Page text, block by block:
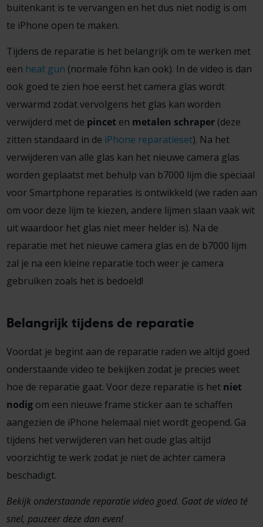
buitenkant is te vervangen en het dus niet nodig is om
te iPhone open te maken.
Tijdens de reparatie is het belangrijk om te werken met
een heat gun (normale föhn kan ook). In de video is dan
ook goed te zien hoe eerst het camera glas wordt
verwarmd zodat vervolgens het glas kan worden
verwijderd met de pinceten metalen schraper(deze
zitten standaard in de iPhone reparatieset). Na het
verwijderen van alle glas kan het nieuwe camera glas
worden geplaatst met behulp van b7000 lijm die speciaal
voor Smartphone reparaties is ontwikkeld (we raden aan
om voor deze lijm te kiezen, andere lijmen slaan vaak wit
uit waardoor het glas niet meer helder is). Na de
reparatie met het nieuwe camera glas en de b7000 lijm
zal je na een kleine reparatie toch weer je camera
gebruiken zoals het is bedoeld!
Belangrijk tijdens de reparatie
Voordat je begint aan de reparatie raden we altijd goed
onderstaande video te bekijken zodat je precies weet
hoe de reparatie gaat. Voor deze reparatie is het niet
nodigom een nieuwe frame sticker aan te schaffen
aangezien de iPhone helemaal niet wordt geopend. Ga
tijdens het verwijderen van het oude glas altijd
voorzichtig te werk zodat je niet de achter camera
beschadigt.
Bekijk onderstaande reparatie video goed. Gaat de video té
snel, pauzeer deze dan even!